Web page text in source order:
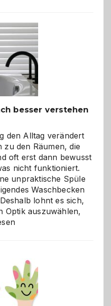
besser verstehen
den Alltag verändert
zu den Räumen, die
oft erst dann bewusst
nicht funktioniert.
unpraktische Spüle
Waschbecken
lohnt es sich,
Optik auszuwählen,